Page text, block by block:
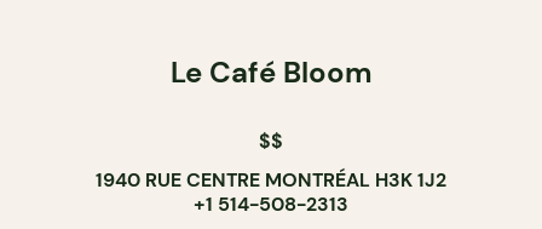
Le Café Bloom
$$
1940 RUE CENTRE MONTRÉAL H3K 1J2
+1 514-508-2313